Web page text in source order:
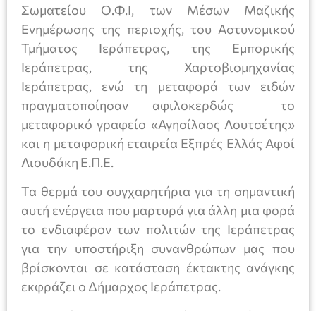
Σωματείου Ο.Φ.Ι, των Μέσων Μαζικής
Ενημέρωσης της περιοχής, του Αστυνομικού
Τμήματος Ιεράπετρας, της Εμπορικής
Ιεράπετρας, της Χαρτοβιομηχανίας
Ιεράπετρας, ενώ τη μεταφορά των ειδών
πραγματοποίησαν αφιλοκερδώς το
μεταφορικό γραφείο «Αγησίλαος Λουτσέτης»
και η μεταφορική εταιρεία Εξπρές Ελλάς Αφοί
Λιουδάκη Ε.Π.Ε.
Τα θερμά του συγχαρητήρια για τη σημαντική
αυτή ενέργεια που μαρτυρά για άλλη μια φορά
το ενδιαφέρον των πολιτών της Ιεράπετρας
για την υποστήριξη συνανθρώπων μας που
βρίσκονται σε κατάσταση έκτακτης ανάγκης
εκφράζει ο Δήμαρχος Ιεράπετρας.